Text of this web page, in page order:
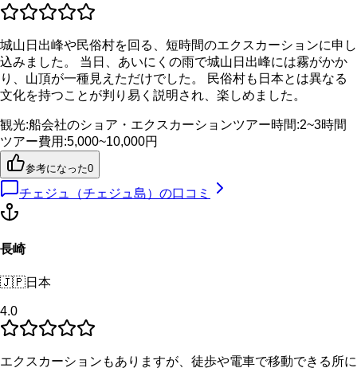
城山日出峰や民俗村を回る、短時間のエクスカーションに申し
込みました。 当日、あいにくの雨で城山日出峰には霧がかか
り、山頂が一種見えただけでした。 民俗村も日本とは異なる
文化を持つことが判り易く説明され、楽しめました。
観光:船会社のショア・エクスカーションツアー時間:2~3時間
ツアー費用 :5,000~10,000円
参考になった0
チェジュ（チェジュ島） の口コミ
長崎
🇯🇵日本
4.0
エクスカーションもありますが、徒歩や電車で移動できる所に